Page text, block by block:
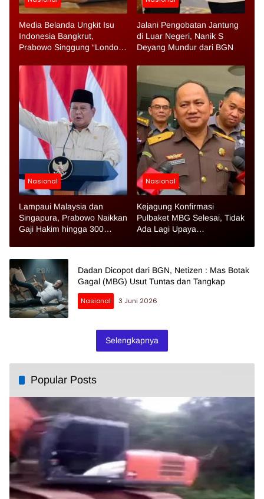
Media Belanda Ungkit Isu
Indonesia Bangkrut,
Prabowo Singgung “Londo
Jalani Pengobatan Jantung
di Luar Negeri, Nanik S
Deyang Mundur dari BGN
Nasional
Lampaui Malaysia dan
Singapura, Prabowo Naikkan
Gaji Hakim hingga 300
Nasional
Kejagung Konfirmasi
Pulbaket MBG Selesai, Tidak
Ada Lagi Upaya
Dadan Dicopot dari BGN, Netizen : Mas Botak
Gagal (MBG) Usut Tuntas dan Tangkap
Nasional 3 Juni 2026
Selengkapnya
Popular Posts